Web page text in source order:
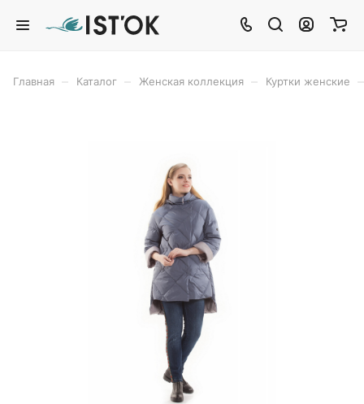
Главная Каталог Женская коллекция Куртки женские